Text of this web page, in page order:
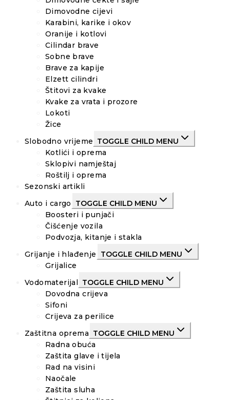
Dimovodne cijevi
Karabini, karike i okov
Oranije i kotlovi
Cilindar brave
Sobne brave
Brave za kapije
Elzett cilindri
Štitovi za kvake
Kvake za vrata i prozore
Lokoti
Žice
Slobodno vrijeme TOGGLE CHILD MENU
Kotlići i oprema
Sklopivi namještaj
Roštilj i oprema
Sezonski artikli
Auto i cargo
TOGGLE CHILD MENU
Boosteri i punjači
Čišćenje vozila
Podvozja, kitanje i stakla
Grijanje i hlađenje
TOGGLE CHILD MENU
Grijalice
Vodomaterijal TOGGLE CHILD MENU
Dovodna crijeva
Sifoni
Crijeva za perilice
Zaštitna oprema TOGGLE CHILD MENU
Radna obuća
Zaštita glave i tijela
Rad na visini
Naočale
Zaštita sluha